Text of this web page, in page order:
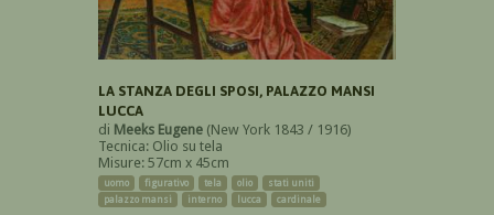
LA STANZA DEGLI SPOSI, PALAZZO MANSI
LUCCA
di Meeks Eugene (New York 1843 / 1916)
Tecnica: Olio su tela
Misure: 57cm x 45cm
uomo figurativo tela olio
stati uniti
palazzo mansi
interno lucca cardinale